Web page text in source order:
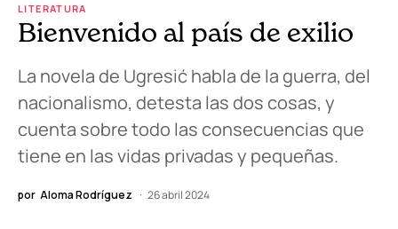
LITERATURA
Bienvenido al país de exilio
La novela de Ugresić habla de la guerra, del
nacionalismo, detesta las dos cosas, y
cuenta sobre todo las consecuencias que
tiene en las vidas privadas y pequeñas.
por Aloma Rodríguez 26 abril 2024